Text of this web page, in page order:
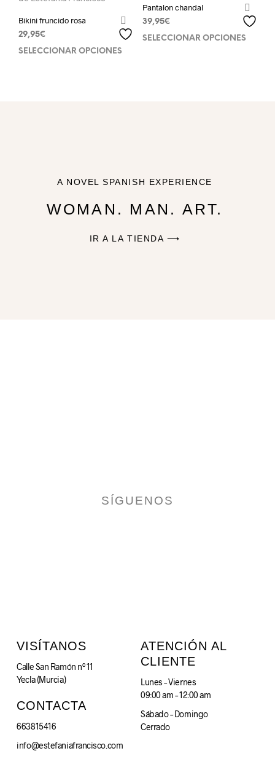
Bikini fruncido rosa
29,95€
SELECCIONAR OPCIONES
Pantalon chandal
39,95€
SELECCIONAR OPCIONES
A NOVEL SPANISH EXPERIENCE
WOMAN. MAN. ART.
IR A LA TIENDA ⟶
SÍGUENOS
VISÍTANOS
Calle San Ramón nº 11
Yecla (Murcia)
CONTACTA
663815416
info@estefaniafrancisco.com
ATENCIÓN AL
CLIENTE
Lunes – Viernes
09:00 am – 12:00 am
Sábado – Domingo
Cerrado